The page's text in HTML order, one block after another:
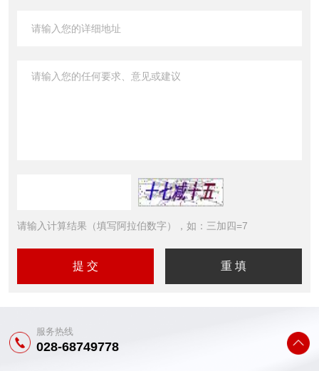
请输入计算结果（填写阿拉伯数字），如：三加四=7
服务热线
028-68749778